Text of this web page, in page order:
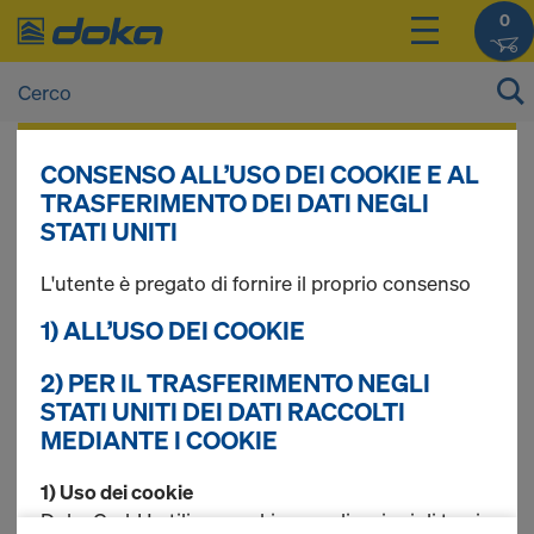
0
dopo illogin.
FreeFalcon
Trovati 5 prodotti
Più ricercato
Scatola per accessori di
CONSENSO ALL’USO DEI COOKIE E AL
TRASFERIMENTO DEI DATI NEGLI
STATI UNITI
L'utente è pregato di fornire il proprio consenso
1) ALL’USO DEI COOKIE
2) PER IL TRASFERIMENTO NEGLI
STATI UNITI DEI DATI RACCOLTI
MEDIANTE I COOKIE
1) Uso dei cookie
Doka GmbH utilizza cookie e applicazioni di terzi.